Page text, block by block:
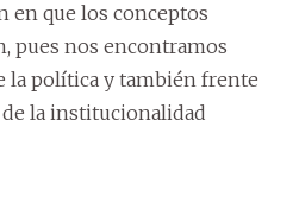
en que los conceptos
pues nos encontramos
la política y también frente
la institucionalidad